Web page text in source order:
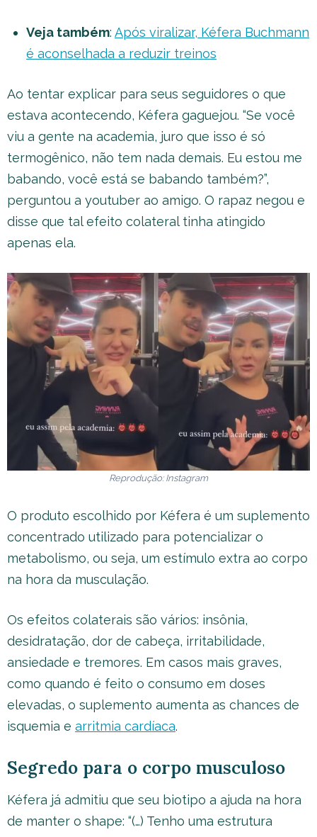
Veja também: Após viralizar, Kéfera Buchmann
é aconselhada a reduzir treinos
Ao tentar explicar para seus seguidores o que
estava acontecendo, Kéfera gaguejou. “Se você
viu a gente na academia, juro que isso é só
termogênico, não tem nada demais. Eu estou me
babando, você está se babando também?”,
perguntou a youtuber ao amigo. O rapaz negou e
disse que tal efeito colateral tinha atingido
apenas ela.
Reprodução: Instagram
O produto escolhido por Kéfera é um suplemento
concentrado utilizado para potencializar o
metabolismo, ou seja, um estímulo extra ao corpo
na hora da musculação.
Os efeitos colaterais são vários: insônia,
desidratação, dor de cabeça, irritabilidade,
ansiedade e tremores. Em casos mais graves,
como quando é feito o consumo em doses
elevadas, o suplemento aumenta as chances de
isquemia e arritmia cardíaca.
Segredo para o corpo musculoso
Kéfera já admitiu que seu biotipo a ajuda na hora
de manter o shape: “(…) Tenho uma estrutura